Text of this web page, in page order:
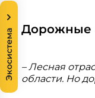
Дорожные
– Лесная
области. Но
Экосистема